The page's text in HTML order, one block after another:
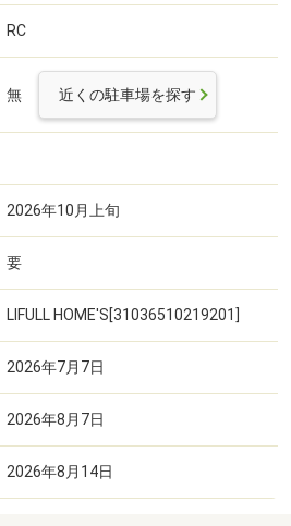
RC
無 近くの駐車場を探す
2026年10月上旬
要
LIFULL HOME'S[31036510219201]
2026年7月7日
2026年8月7日
2026年8月14日